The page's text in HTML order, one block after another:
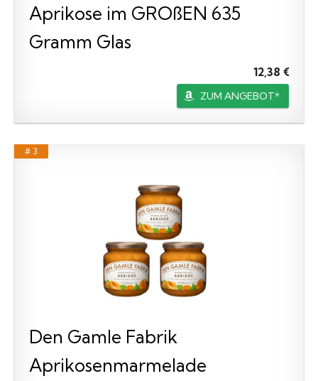
Aprikose im GROßEN 635
Gramm Glas
12,38 €
ZUM ANGEBOT*
# 3
Den Gamle Fabrik
Aprikosenmarmelade